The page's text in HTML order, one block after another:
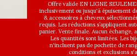
Offre valide EN LIGNE
inclusivement ou jusqu'à épuisement
& accessoires à cheveux
requis. Les réductions s’appliquent
panier. Vente finale. Aucun échange,
Les quantités sont limitées. Les
n'incluent pas de pochette de
conditions et exclusions